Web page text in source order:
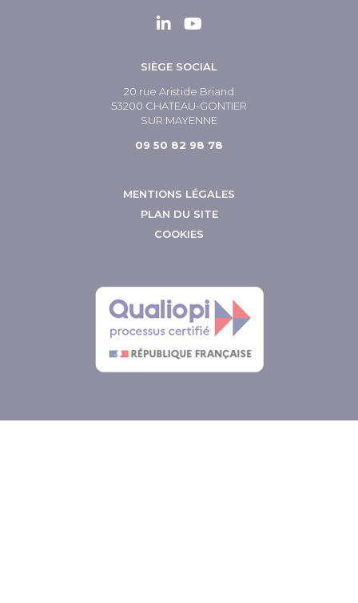
SIÈGE SOCIAL
20 rue Aristide Briand
53200 CHATEAU-GONTIER
SUR MAYENNE
09 50 82 98 78
MENTIONS LÉGALES
PLAN DU SITE
COOKIES